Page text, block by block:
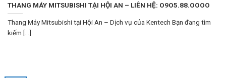
THANG MÁY MITSUBISHI TẠI HỘI AN – LIÊN HỆ: O9O5.88.OOOO
Thang Máy Mitsubishi tại Hội An – Dịch vụ của Kentech Bạn đang tìm
kiếm [...]